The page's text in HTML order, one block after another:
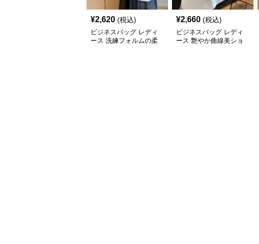
¥2,620 (税込)
ビジネスバッグ レディ
ース 洗練フォルムの柔
¥2,660 (税込)
ビジネスバッグ レディ
ース 艶やか曲線美ショ